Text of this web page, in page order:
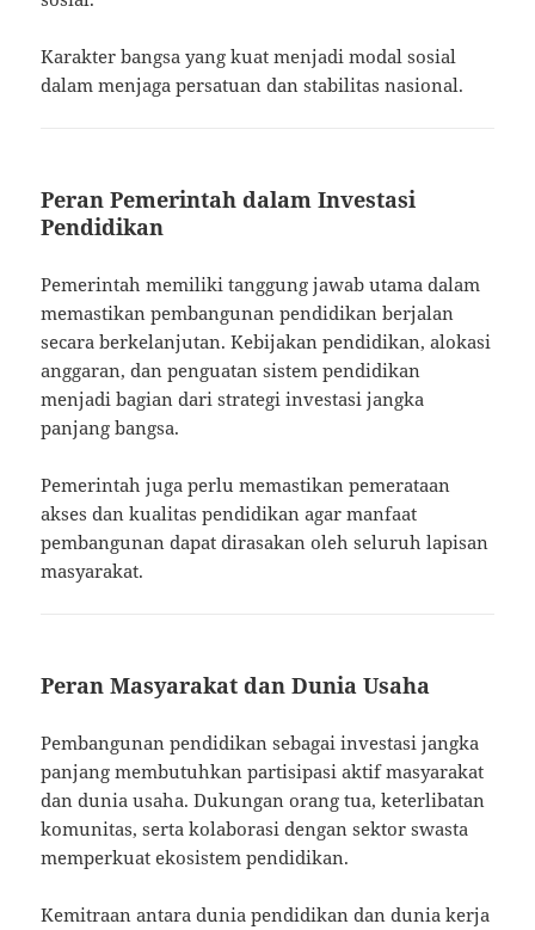
Karakter bangsa yang kuat menjadi modal sosial
dalam menjaga persatuan dan stabilitas nasional.
Peran Pemerintah dalam Investasi
Pendidikan
Pemerintah memiliki tanggung jawab utama dalam
memastikan pembangunan pendidikan berjalan
secara berkelanjutan. Kebijakan pendidikan, alokasi
anggaran, dan penguatan sistem pendidikan
menjadi bagian dari strategi investasi jangka
panjang bangsa.
Pemerintah juga perlu memastikan pemerataan
akses dan kualitas pendidikan agar manfaat
pembangunan dapat dirasakan oleh seluruh lapisan
masyarakat.
Peran Masyarakat dan Dunia Usaha
Pembangunan pendidikan sebagai investasi jangka
panjang membutuhkan partisipasi aktif masyarakat
dan dunia usaha. Dukungan orang tua, keterlibatan
komunitas, serta kolaborasi dengan sektor swasta
memperkuat ekosistem pendidikan.
Kemitraan antara dunia pendidikan dan dunia kerja